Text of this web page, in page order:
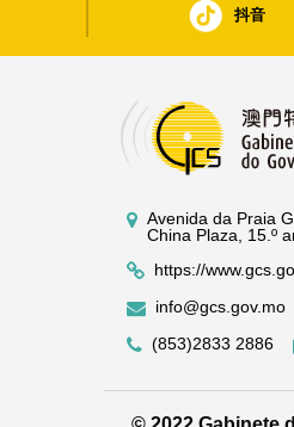
抖音
Avenida da Praia
China Plaza, 15.º
https://
info@gcs.gov.mo
(853)2833 2886